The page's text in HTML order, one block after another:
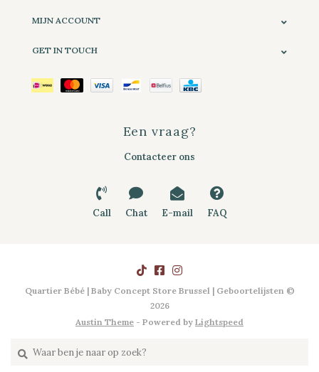
MIJN ACCOUNT
GET IN TOUCH
Een vraag?
Contacteer ons
Call Chat E-mail FAQ
Quartier Bébé | Baby Concept Store Brussel | Geboortelijsten ©
2026
Austin Theme - Powered by Lightspeed